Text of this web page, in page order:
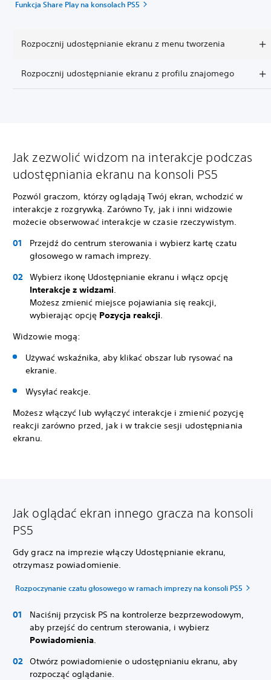
Funkcja Share Play na konsolach PS5
Rozpocznij udostępnianie ekranu z menu tworzenia
Rozpocznij udostępnianie ekranu z profilu znajomego
Jak zezwolić widzom na interakcje podczas
udostępniania ekranu na konsoli PS5
Pozwól graczom, którzy oglądają Twój ekran, wchodzić w
interakcje z rozgrywką. Zarówno Ty, jak i inni widzowie
możecie obserwować interakcje w czasie rzeczywistym.
Przejdź do centrum sterowania i wybierz kartę czatu
głosowego w ramach imprezy.
Wybierz ikonę Udostępnianie ekranu i włącz opcję
Interakcje z widzami.
Możesz zmienić miejsce pojawiania się reakcji,
wybierając opcję Pozycja reakcji.
Widzowie mogą:
Używać wskaźnika, aby klikać obszar lub rysować na
ekranie.
Wysyłać reakcje.
Możesz włączyć lub wyłączyć interakcje i zmienić pozycję
reakcji zarówno przed, jak i w trakcie sesji udostępniania
ekranu.
Jak oglądać ekran innego gracza na konsoli
PS5
Gdy gracz na imprezie włączy Udostępnianie ekranu,
otrzymasz powiadomienie.
Rozpoczynanie czatu głosowego w ramach imprezy na konsoli PS5
Naciśnij przycisk PS na kontrolerze bezprzewodowym,
aby przejść do centrum sterowania, i wybierz
Powiadomienia.
Otwórz powiadomienie o udostępnianiu ekranu, aby
rozpocząć oglądanie.